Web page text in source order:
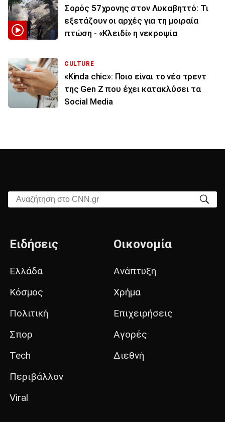
Σορός 57χρονης στον Λυκαβηττό: Τι
εξετάζουν οι αρχές για τη μοιραία
πτώση - «Κλειδί» η νεκροψία
CULTURE
«Kinda chic»: Ποιο είναι το νέο τρεντ
της Gen Z που έχει κατακλύσει τα
Social Media
Αναζήτηση στο CNN.gr
Ειδήσεις
Ελλάδα
Κόσμος
Πολιτική
Σπορ
Tech
Περιβάλλον
Viral
Οικονομία
Ανάπτυξη
Χρήμα
Επιχειρήσεις
Αγορές
Διεθνή